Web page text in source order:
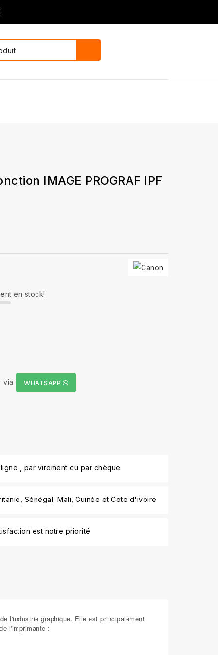
IMAGE PROGRAF IPF
en stock!
via WHATSAPP
, par virement ou par chèque
Sénégal, Mali, Guinée et Cote d'ivoire
est notre priorité
l'industrie graphique. Elle est principalement
l'imprimante :